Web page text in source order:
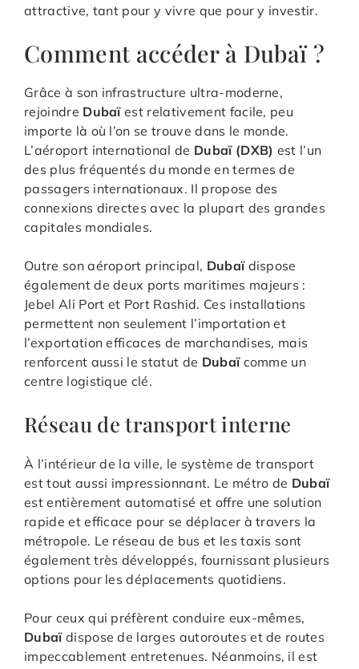
attractive, tant pour y vivre que pour y investir.
Comment accéder à Dubaï ?
Grâce à son infrastructure ultra-moderne,
rejoindre Dubaïest relativement facile, peu
importe là où l’on se trouve dans le monde.
L’aéroport international de Dubaï (DXB) est l’un
des plus fréquentés du monde en termes de
passagers internationaux. Il propose des
connexions directes avec la plupart des grandes
capitales mondiales.
Outre son aéroport principal, Dubaïdispose
également de deux ports maritimes majeurs :
Jebel Ali Port et Port Rashid. Ces installations
permettent non seulement l’importation et
l’exportation efficaces de marchandises, mais
renforcent aussi le statut de Dubaïcomme un
centre logistique clé.
Réseau de transport interne
À l’intérieur de la ville, le système de transport
est tout aussi impressionnant. Le métro de Dubaï
est entièrement automatisé et offre une solution
rapide et efficace pour se déplacer à travers la
métropole. Le réseau de bus et les taxis sont
également très développés, fournissant plusieurs
options pour les déplacements quotidiens.
Pour ceux qui préfèrent conduire eux-mêmes,
Dubaïdispose de larges autoroutes et de routes
impeccablement entretenues. Néanmoins, il est